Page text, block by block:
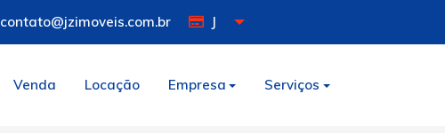
contato@jzimoveis.com.br J
Venda Locação Empresa Serviços